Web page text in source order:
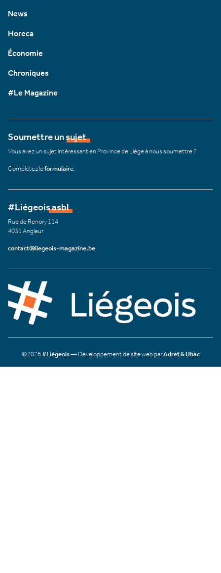
News
Horeca
Économie
Chroniques
#Le Magazine
Soumettre un sujet
Vous avez un sujet intéressant en Province de Liège à nous soumettre ?
Complétez leformulaire
#Liégeois asbl
Rue de Renory 114
4031 Angleur
contact@liegeois-magazine.be
©2026#Liégeois— Développement de site web parAdret & Ubac